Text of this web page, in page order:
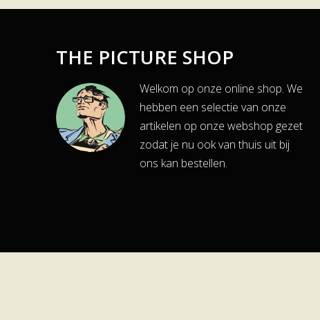
THE PICTURE SHOP
Welkom op onze online shop. We
hebben een selectie van onze
artikelen op onze webshop gezet
zodat je nu ook van thuis uit bij
ons kan bestellen.